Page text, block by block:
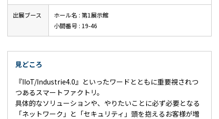
出展ブース
ホール名 : 第1展示館
小間番号 : 19-46
見どころ
『IIoT/Industrie4.0』といったワードとともに重要視されつ
つあるスマートファクトリ。
具体的なソリューションや、やりたいことに必ず必要となる
「ネットワーク」と「セキュリティ」頭を抱えるお客様が増